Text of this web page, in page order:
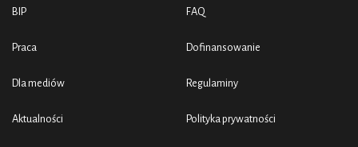
BIP
Praca
Dla mediów
Aktualności
FAQ
Dofinansowanie
Regulaminy
Polityka prywatności